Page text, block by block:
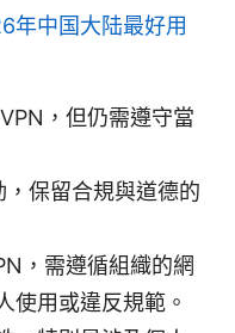
年中国大陆最好用
，但仍需遵守當
保留合規與道德的
，需遵循組織的網
使用或違反規範。